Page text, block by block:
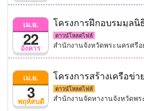
อังคาร
เม.ย.
22
โครงการฝึกอบรมมูลนิ
ดาวน์โหลดไฟล์
สำนักงานจังหวัดพระนครศรีอ
พฤหัสบดี
เม.ย.
3
โครงการสร้างเครือข่
ดาวน์โหลดไฟล์
สำนักงานจัดหางานจังหวัดพ